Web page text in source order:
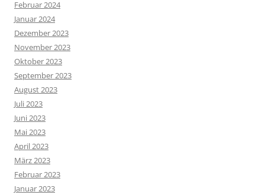
Februar 2024
Januar 2024
Dezember 2023
November 2023
Oktober 2023
September 2023
August 2023
Juli 2023
Juni 2023
Mai 2023
April 2023
März 2023
Februar 2023
Januar 2023